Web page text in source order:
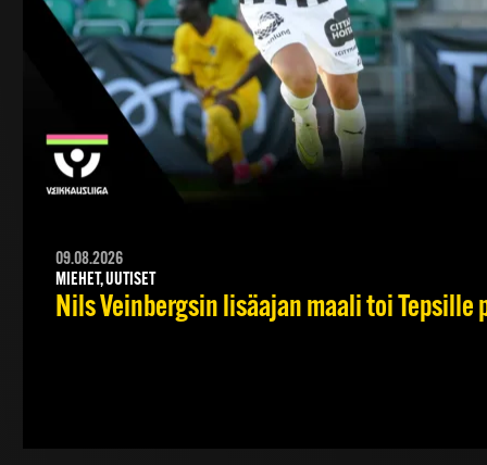
09.08.2026
MIEHET, UUTISET
Nils Veinbergsin lisäajan maali toi Tepsille